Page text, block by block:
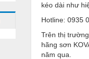
kéo dài như
Hotline: 0935
Trên thị
hãng sơn
năm qua.